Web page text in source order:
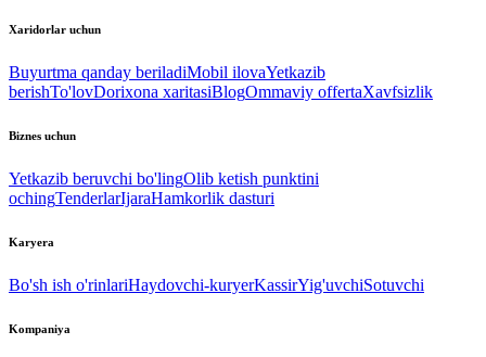
Xaridorlar uchun
Buyurtma qanday beriladiMobil ilovaYetkazib
berishTo'lovDorixona xaritasiBlogOmmaviy offertaXavfsizlik
Biznes uchun
Yetkazib beruvchi bo'lingOlib ketish punktini
ochingTenderlarIjaraHamkorlik dasturi
Karyera
Bo'sh ish o'rinlariHaydovchi-kuryerKassirYig'uvchiSotuvchi
Kompaniya